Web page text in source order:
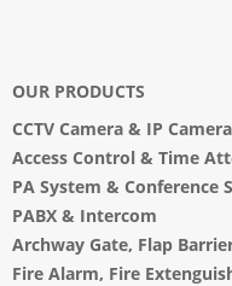
OUR PRODUCTS
CCTV Camera & IP Camera
Access Control & Time
PA System & Conference
PABX & Intercom
Archway Gate, Flap
Fire Alarm, Fire